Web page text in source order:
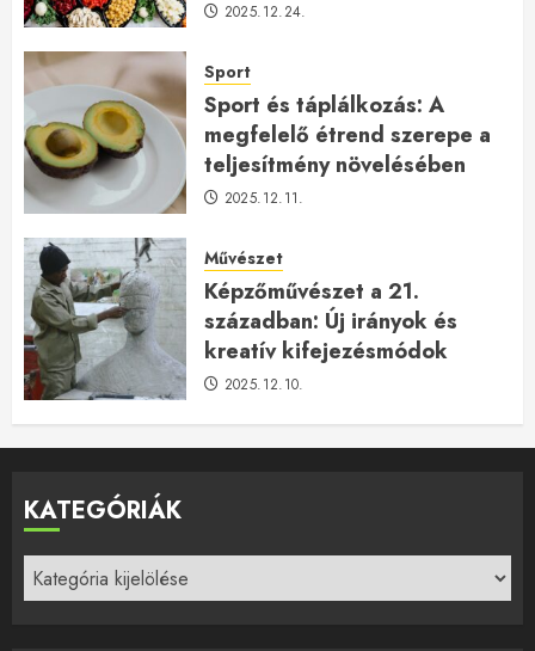
2025.12.24.
Sport
Sport és táplálkozás: A
megfelelő étrend szerepe a
teljesítmény növelésében
2025.12.11.
Művészet
Képzőművészet a 21.
században: Új irányok és
kreatív kifejezésmódok
2025.12.10.
KATEGÓRIÁK
Kategóriák